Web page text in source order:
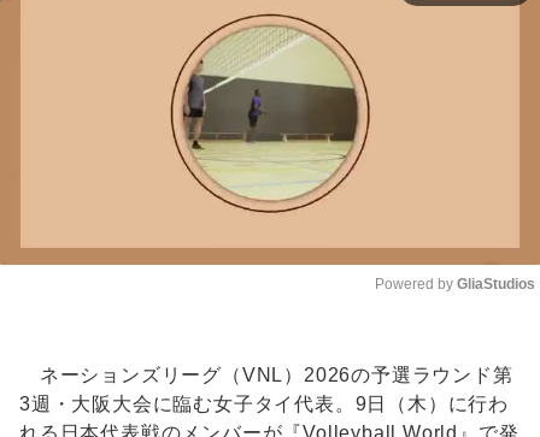
Powered by GliaStudios
ネーションズリーグ（VNL）2026の予選ラウンド第
3週・大阪大会に臨む女子タイ代表。9日（木）に行わ